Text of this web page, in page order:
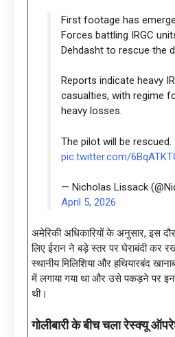
First footage has
Forces battling IRGC
Dehdasht to rescue the
Reports indicate heavy
casualties, with regime
heavy losses.
The pilot will be rescued.
pic.twitter.com/
— Nicholas Lissack
April 5, 2026
अमेरिकी अधिकारियों के अनुसार, इस
लिए ईरान ने बड़े स्तर पर घेराबंदी कर
स्थानीय मिलिशिया और हथियारबंद
में लगाया गया था और उसे पकड़ने पर
थी।
गोलीबारी के बीच चला रेस्क्यू